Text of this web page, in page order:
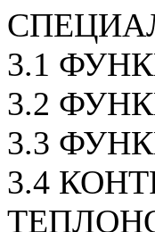
3.1
3.2
3.3
3.4